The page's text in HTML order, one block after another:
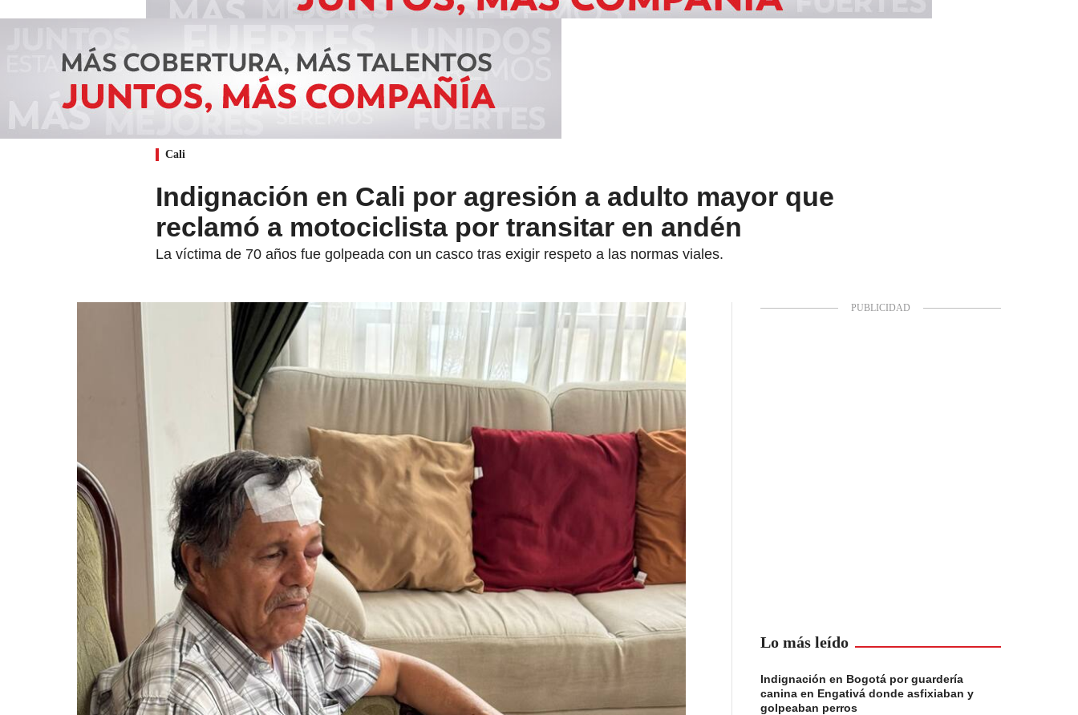
Cali
Indignación en Cali por agresión a adulto mayor que
reclamó a motociclista por transitar en andén
La víctima de 70 años fue golpeada con un casco tras exigir respeto a las normas viales.
Lo más leído
Indignación en Bogotá por guardería
canina en Engativá donde asfixiaban y
golpeaban perros